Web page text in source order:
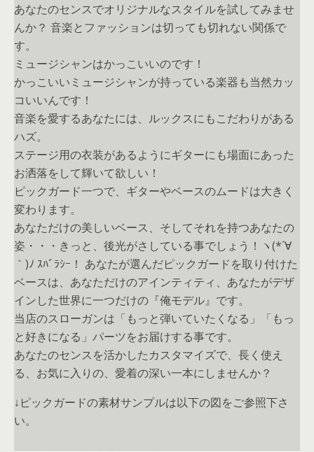
あなたのセンスでオリジナルなスタイルを試してみませ
んか？ 音楽とファッションは切っても切れない関係で
す。
ミュージシャンはかっこいいのです！
かっこいいミュージシャンが持っている楽器も当然カッ
コいいんです！
音楽を愛するあなたには、ルックスにもこだわりがある
ハズ。
ステージ用の衣装があるようにギターにも場面にあった
お洒落をして輝いて欲しい！
ピックガード一つで、ギターやベースのムードは大きく
変わります。
あなただけの美しいベース、そしてそれを持つあなたの
姿・・・きっと、後光がさしている事でしょう！ヽ(*´∀
｀)ﾉ ｽﾊﾞﾗｼｰ！ あなたが選んだピックガードを取り付けた
ベースは、あなただけのアインティティ、あなたがデザ
インした世界に一つだけの『俺モデル』です。
当店のスローガンは「もっと弾いていたくなる」「もっ
と好きになる」パーツをお届けする事です。
あなたのセンスを活かしたカスタマイズで、長く使え
る、お気に入りの、愛着の深い一本にしませんか？
↓ピックガードの素材サンプルは以下の図をご参照下さ
い。